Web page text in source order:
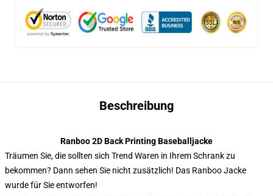
Beschreibung
Ranboo 2D Back Printing Baseballjacke
Träumen Sie, die sollten sich Trend Waren in Ihrem Schrank zu
bekommen? Dann sehen Sie nicht zusätzlich! Das Ranboo Jacke
wurde für Sie entworfen!